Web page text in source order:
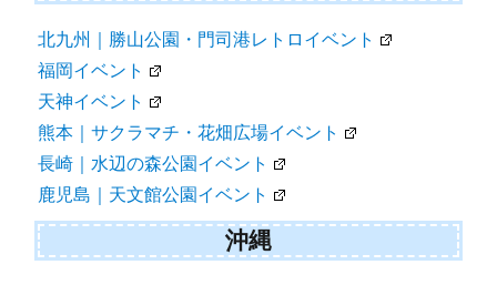
北九州｜勝山公園・門司港レトロイベント
福岡イベント
天神イベント
熊本｜サクラマチ・花畑広場イベント
長崎｜水辺の森公園イベント
鹿児島｜天文館公園イベント
沖縄